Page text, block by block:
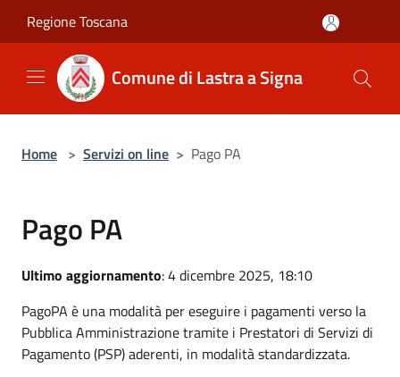
Regione Toscana
Comune di Lastra a Signa
Home > Servizi on line > Pago PA
Pago PA
Ultimo aggiornamento: 4 dicembre 2025, 18:10
PagoPA è una modalità per eseguire i pagamenti verso la
Pubblica Amministrazione tramite i Prestatori di Servizi di
Pagamento (PSP) aderenti, in modalità standardizzata.